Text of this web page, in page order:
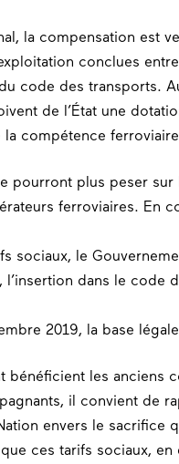
la compensation est
conclues
code des transports.
de l’État une
compétence
pourront plus peser
ferroviaires. En
sociaux, le
dans le code
2019, la base
bénéficient les anciens
il convient de
envers le sacrifice
ces tarifs sociaux,